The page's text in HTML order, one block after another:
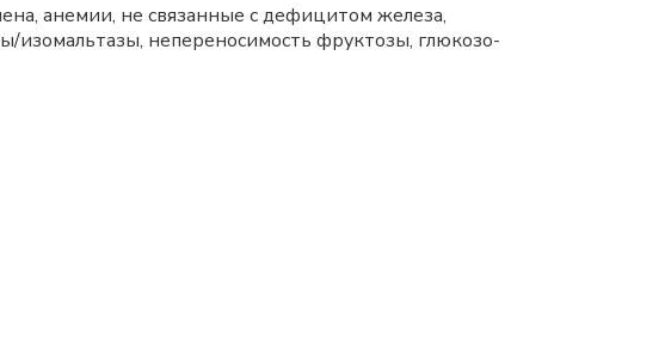
анемии, не связанные с дефицитом железа,
изомальтазы, непереносимость фруктозы, глюкозо-